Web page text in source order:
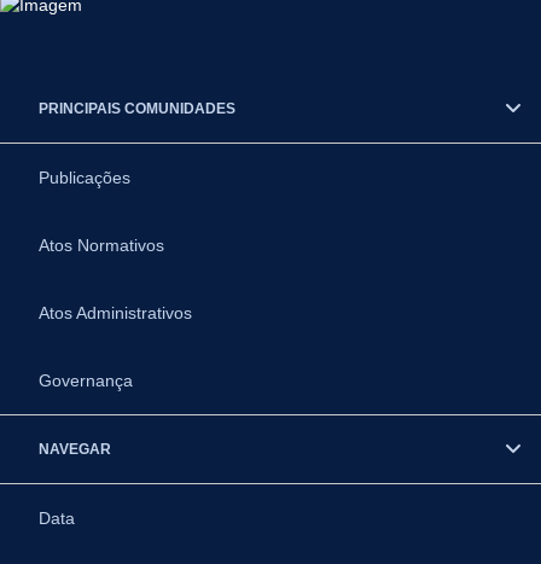
PRINCIPAIS COMUNIDADES
Publicações
Atos Normativos
Atos Administrativos
Governança
NAVEGAR
Data